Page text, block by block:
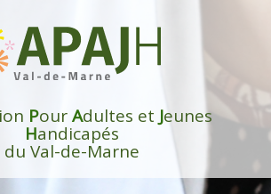
PourAdultes et Jeunes
Handicapés
du Val-de-Marne